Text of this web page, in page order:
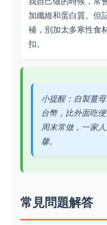
加纖維和蛋白質。但
補，別加太多寒性食
扣。
小提醒：自製薑
台幣，比外面吃
周末常做，一家
馨。
常見問題解答